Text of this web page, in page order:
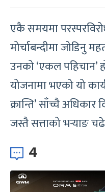
एकै समयमा
मोर्चाबन्दीमा जोडिनु
उनको ‘एकल पहिचान’
योजनामा भएको यो
क्रान्ति’ साँच्चै
जस्तै सत्ताको भर्‍याङ
4